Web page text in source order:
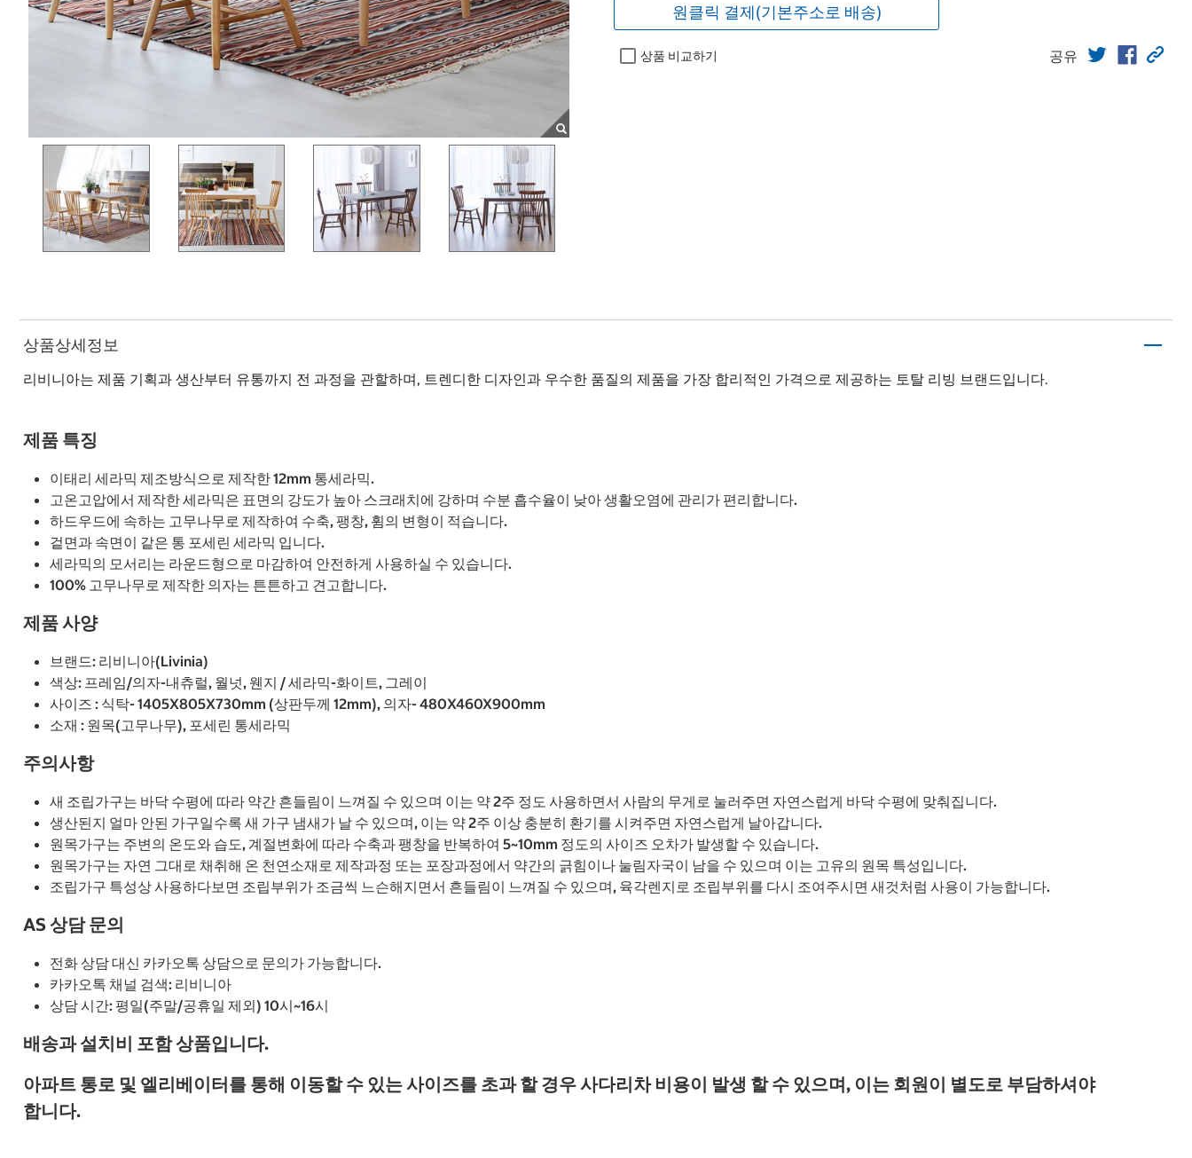
원클릭 결제(기본주소로 배송)
상품 비교하기 공유
상품상세정보
리비니아는 제품 기획과 생산부터 유통까지 전 과정을 관할하며, 트렌디한 디자인과 우수한 품질의 제품을 가장 합리적인 가격으로 제공하는 토탈 리빙 브랜드입니다.
제품 특징
이태리 세라믹 제조방식으로 제작한 12mm 통세라믹.
고온고압에서 제작한 세라믹은 표면의 강도가 높아 스크래치에 강하며 수분 흡수율이 낮아 생활오염에 관리가 편리합니다.
하드우드에 속하는 고무나무로 제작하여 수축, 팽창, 휨의 변형이 적습니다.
겉면과 속면이 같은 통 포세린 세라믹 입니다.
세라믹의 모서리는 라운드형으로 마감하여 안전하게 사용하실 수 있습니다.
100% 고무나무로 제작한 의자는 튼튼하고 견고합니다.
제품 사양
브랜드: 리비니아(Livinia)
색상: 프레임/의자-내츄럴, 월넛, 웬지 / 세라믹-화이트, 그레이
사이즈 : 식탁- 1405X805X730mm (상판두께 12mm), 의자- 480X460X900mm
소재 : 원목(고무나무), 포세린 통세라믹
주의사항
새 조립가구는 바닥 수평에 따라 약간 흔들림이 느껴질 수 있으며 이는 약 2주 정도 사용하면서 사람의 무게로 눌러주면 자연스럽게 바닥 수평에 맞춰집니다.
생산된지 얼마 안된 가구일수록 새 가구 냄새가 날 수 있으며, 이는 약 2주 이상 충분히 환기를 시켜주면 자연스럽게 날아갑니다.
원목가구는 주변의 온도와 습도, 계절변화에 따라 수축과 팽창을 반복하여 5~10mm 정도의 사이즈 오차가 발생할 수 있습니다.
원목가구는 자연 그대로 채취해 온 천연소재로 제작과정 또는 포장과정에서 약간의 긁힘이나 눌림자국이 남을 수 있으며 이는 고유의 원목 특성입니다.
조립가구 특성상 사용하다보면 조립부위가 조금씩 느슨해지면서 흔들림이 느껴질 수 있으며, 육각렌지로 조립부위를 다시 조여주시면 새것처럼 사용이 가능합니다.
AS 상담 문의
전화 상담 대신 카카오톡 상담으로 문의가 가능합니다.
카카오톡 채널 검색: 리비니아
상담 시간: 평일(주말/공휴일 제외) 10시~16시
배송과 설치비 포함 상품입니다.
아파트 통로 및 엘리베이터를 통해 이동할 수 있는 사이즈를 초과 할 경우 사다리차 비용이 발생 할 수 있으며, 이는 회원이 별도로 부담하셔야
합니다.